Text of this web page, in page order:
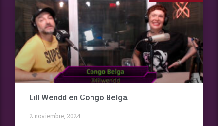
Lill Wendd en Congo Belga.
2 noviembre, 2024